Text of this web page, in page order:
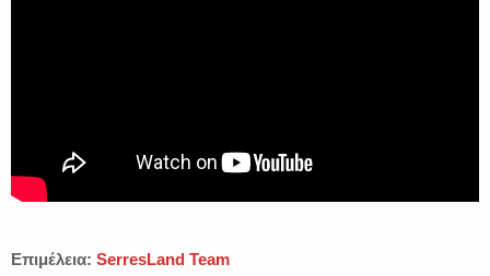
Επιμέλεια: SerresLand Team